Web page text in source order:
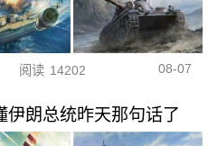
阅读 14202 08-07
伊朗总统昨天那句话了